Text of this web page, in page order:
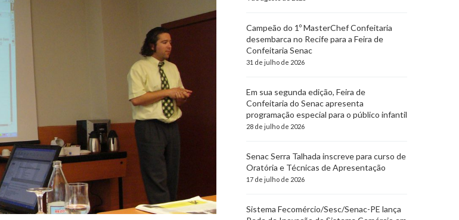
Campeão do 1º MasterChef Confeitaria
desembarca no Recife para a Feira de
Confeitaria Senac
31 de julho de 2026
Em sua segunda edição, Feira de
Confeitaria do Senac apresenta
programação especial para o público infantil
28 de julho de 2026
Senac Serra Talhada inscreve para curso de
Oratória e Técnicas de Apresentação
17 de julho de 2026
Sistema Fecomércio/Sesc/Senac-PE lança